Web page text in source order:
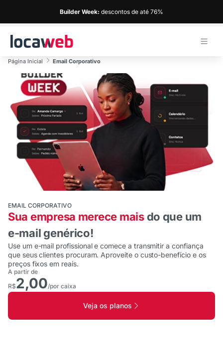
Builder Week: descontos de até 76%
Página Inicial Email Corporativo
EMAIL CORPORATIVO
Sua empresa merece maisdo que um
e-mail genérico!
Use um e-mail profissional e comece a transmitir a confiança
que seus clientes procuram. Aproveite o custo-benefício e os
preços fixos em reais.
A partir de
R$2,00/por caixa
Veja os planos